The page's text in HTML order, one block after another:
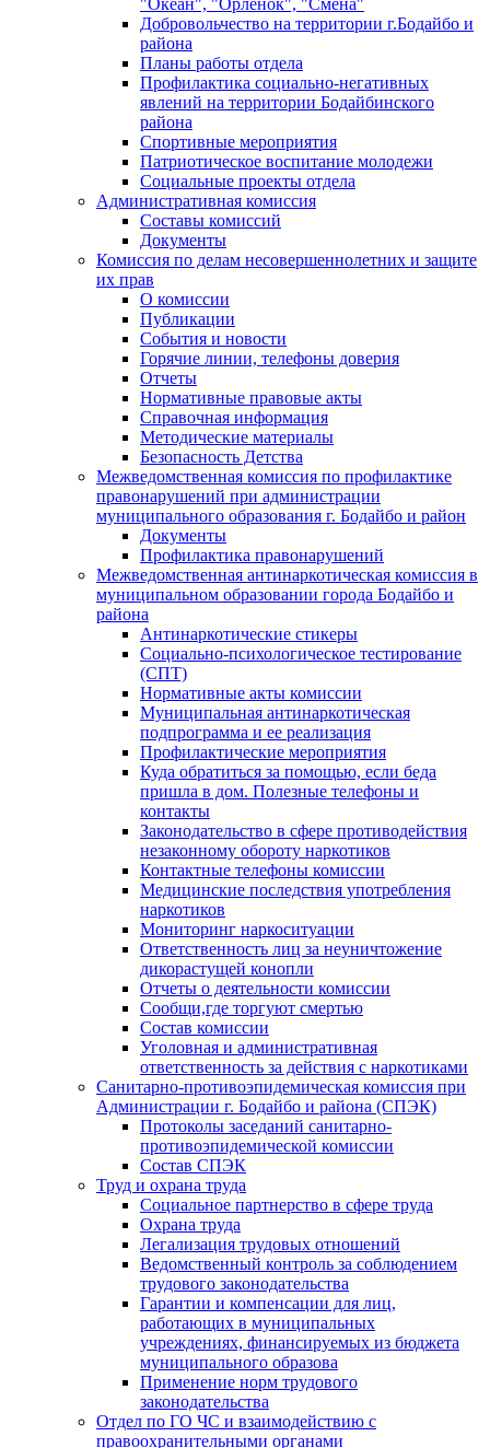
"Океан", "Орленок", "Смена"
Добровольчество на территории г.Бодайбо и
района
Планы работы отдела
Профилактика социально-негативных
явлений на территории Бодайбинского
района
Спортивные мероприятия
Патриотическое воспитание молодежи
Социальные проекты отдела
Административная комиссия
Составы комиссий
Документы
Комиссия по делам несовершеннолетних и защите
их прав
О комиссии
Публикации
События и новости
Горячие линии, телефоны доверия
Отчеты
Нормативные правовые акты
Справочная информация
Методические материалы
Безопасность Детства
Межведомственная комиссия по профилактике
правонарушений при администрации
муниципального образования г. Бодайбо и район
Документы
Профилактика правонарушений
Межведомственная антинаркотическая комиссия в
муниципальном образовании города Бодайбо и
района
Антинаркотические стикеры
Социально-психологическое тестирование
(СПТ)
Нормативные акты комиссии
Муниципальная антинаркотическая
подпрограмма и ее реализация
Профилактические мероприятия
Куда обратиться за помощью, если беда
пришла в дом. Полезные телефоны и
контакты
Законодательство в сфере противодействия
незаконному обороту наркотиков
Контактные телефоны комиссии
Медицинские последствия употребления
наркотиков
Мониторинг наркоситуации
Ответственность лиц за неуничтожение
дикорастущей конопли
Отчеты о деятельности комиссии
Сообщи,где торгуют смертью
Состав комиссии
Уголовная и административная
ответственность за действия с наркотиками
Санитарно-противоэпидемическая комиссия при
Администрации г. Бодайбо и района (СПЭК)
Протоколы заседаний санитарно-
противоэпидемической комиссии
Состав СПЭК
Труд и охрана труда
Социальное партнерство в сфере труда
Охрана труда
Легализация трудовых отношений
Ведомственный контроль за соблюдением
трудового законодательства
Гарантии и компенсации для лиц,
работающих в муниципальных
учреждениях, финансируемых из бюджета
муниципального образова
Применение норм трудового
законодательства
Отдел по ГО ЧС и взаимодействию с
правоохранительными органами